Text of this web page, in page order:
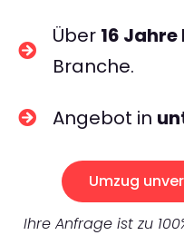
Über 16
Branche.
Angebot in
Umzug
Ihre Anfrage ist zu